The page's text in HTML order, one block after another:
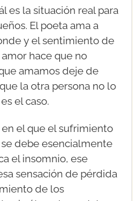
es la situación real para
El poeta ama a
y el sentimiento de
hace que no
amamos deje de
la otra persona no lo
el caso.
el que el sufrimiento
debe esencialmente
el insomnio, ese
sensación de pérdida
de los